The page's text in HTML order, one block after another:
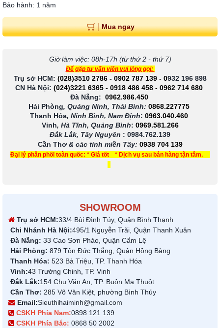
Bảo hành: 1 năm
Mua ngay
Giờ làm việc: 08h-17h (từ thứ 2 - thứ 7)
Để gặp tư vấn viên vui lòng gọi:
Trụ sở HCM: (028)3510 2786 - 0902 787 139- 0932 196 898
CN Hà Nội: (024)3221 6365 - 0918 486 458 - 0962 714 680
Đà Nẵng: 0962.986.450
Hải Phòng, Quảng Ninh, Thái Bình: 0868.227775
Thanh Hóa, Ninh Bình, Nam Định: 0963.040.460
Vinh, Hà Tĩnh, Quảng Bình: 0969.581.266
Đắk Lắk, Tây Nguyên : 0984.762.139
Cần Thơ & các tỉnh miền Tây: 0938 704 139
Đại lý phân phối toàn quốc: * Giá tốt * Dịch vụ sau bán hàng tận tâm.
SHOWROOM
Trụ sở HCM:33/4 Bùi Đình Túy, Quận Bình Thạnh
Chi Nhánh Hà Nội:495/1 Nguyễn Trãi, Quận Thanh Xuân
Đà Nẵng: 33 Cao Sơn Pháo, Quận Cẩm Lệ
Hải Phòng: 879 Tôn Đức Thắng, Quận Hồng Bàng
Thanh Hóa: 523 Bà Triệu, TP. Thanh Hóa
Vinh:43 Trường Chinh, TP. Vinh
Đắk Lắk:154 Chu Văn An, TP. Buôn Ma Thuột
Cần Thơ: 285 Võ Văn Kiệt, phường Bình Thủy
Email:Sieuthihaiminh@gmail.com
CSKH Phía Nam:0898 121 139
CSKH Phía Bắc: 0868 50 2002